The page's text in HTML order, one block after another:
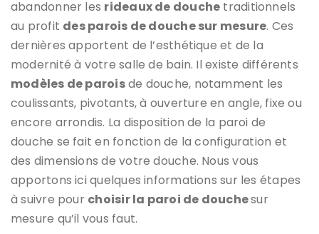
abandonner les rideaux de douche traditionnels
au profit des parois de douche sur mesure. Ces
dernières apportent de l’esthétique et de la
modernité à votre salle de bain. Il existe différents
modèles de paroisde douche, notamment les
coulissants, pivotants, à ouverture en angle, fixe ou
encore arrondis. La disposition de la paroi de
douche se fait en fonction de la configuration et
des dimensions de votre douche. Nous vous
apportons ici quelques informations sur les étapes
à suivre pour choisir la paroi de douchesur
mesure qu’il vous faut.